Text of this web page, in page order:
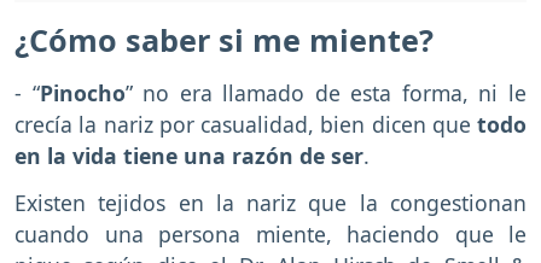
¿Cómo saber si me miente?
- “Pinocho” no era llamado de esta forma, ni le
crecía la nariz por casualidad, bien dicen que todo
en la vida tiene una razón de ser.
Existen tejidos en la nariz que la congestionan
cuando una persona miente, haciendo que le